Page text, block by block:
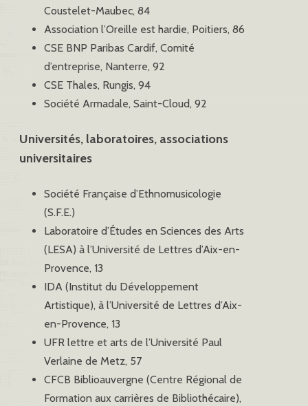
Coustelet-Maubec, 84
Association l’Oreille est hardie, Poitiers, 86
CSE BNP Paribas Cardif, Comité
d’entreprise, Nanterre, 92
CSE Thales, Rungis, 94
Société Armadale, Saint-Cloud, 92
Universités, laboratoires, associations
universitaires
Société Française d’Ethnomusicologie
(S.F.E.)
Laboratoire d’Études en Sciences des Arts
(LESA) à l’Université de Lettres d’Aix-en-
Provence, 13
IDA (Institut du Développement
Artistique), à l’Université de Lettres d’Aix-
en-Provence, 13
UFR lettre et arts de l’Université Paul
Verlaine de Metz, 57
CFCB Biblioauvergne (Centre Régional de
Formation aux carrières de Bibliothécaire),